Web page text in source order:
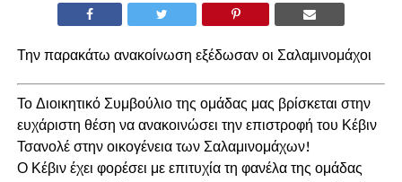
Την παρακάτω ανακοίνωση εξέδωσαν οι Σαλαμινομάχοι
Το Διοικητικό Συμβούλιο της ομάδας μας βρίσκεται στην
ευχάριστη θέση να ανακοινώσει την επιστροφή του Κέβιν
Τσανολέ στην οικογένεια των Σαλαμινομάχων!
Ο Κέβιν έχει φορέσει με επιτυχία τη φανέλα της ομάδας